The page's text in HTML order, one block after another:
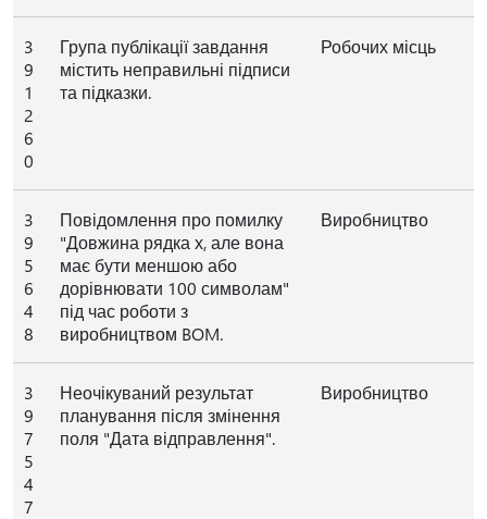
3
9
1
2
6
0
Група публікації завдання
містить неправильні підписи
та підказки.
Робочих місць
3
9
5
6
4
8
Повідомлення про помилку
"Довжина рядка х, але вона
має бути меншою або
дорівнювати 100 символам"
під час роботи з
виробництвом BOM.
Виробництво
3
9
7
5
4
7
Неочікуваний результат
планування після змінення
поля "Дата відправлення".
Виробництво